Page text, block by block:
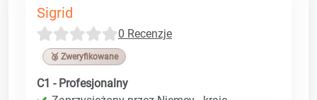
Sigrid
0 Recenzje
🥉 Zweryfikowane
C1 - Profesjonalny